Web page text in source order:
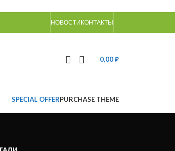
НОВОСТИКОНТАКТЫ
0,00₽
SPECIAL OFFERPURCHASE THEME